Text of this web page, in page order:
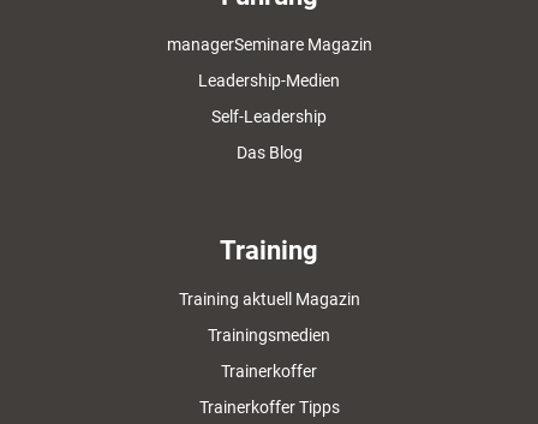
managerSeminare Magazin
Leadership-Medien
Self-Leadership
Das Blog
Training
Training aktuell Magazin
Trainingsmedien
Trainerkoffer
Trainerkoffer Tipps